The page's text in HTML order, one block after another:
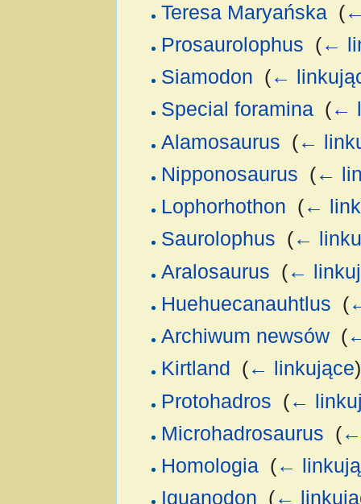
Teresa Maryańska‎ (
Prosaurolophus (←
Siamodon (←
Special foramina‎ (←
Alamosaurus (←
Nipponosaurus (←
Lophorhothon (←
Saurolophus (←
Aralosaurus (←
Huehuecanauhtlus (
Archiwum newsów‎ (
Kirtland
(← linkujące)
Protohadros (←
Microhadrosaurus (←
Homologia‎ (←
Iguanodon (←